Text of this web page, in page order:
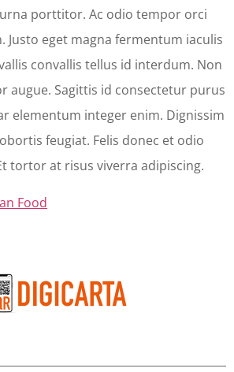
porttitor. Ac odio tempor orci
Justo eget magna fermentum iaculis
convallis tellus id interdum. Non
augue. Sagittis id consectetur purus
elementum integer enim. Dignissim
feugiat. Felis donec et odio
tortor at risus viverra adipiscing.
Food